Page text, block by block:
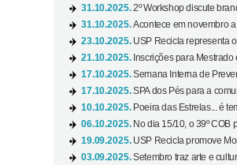
31.10.2025.2º Workshop discute
31.10.2025.Acontece em novembro
23.10.2025. USP Recicla representa
21.10.2025. Inscrições para
17.10.2025.Semana Interna de
17.10.2025.SPA dos Pés para a
10.10.2025. Poeira das Estrelas... é
06.10.2025. No dia 15/10, o 39º COB
19.09.2025. USP Recicla promove
03.09.2025.Setembro traz arte e